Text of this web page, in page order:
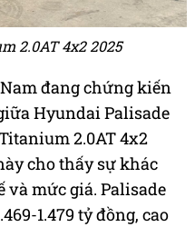
2.0AT 4x2 2025
đang chứng kiến
Hyundai Palisade
2.0AT 4x2
cho thấy sự khác
và mức giá. Palisade
1.479 tỷ đồng, cao